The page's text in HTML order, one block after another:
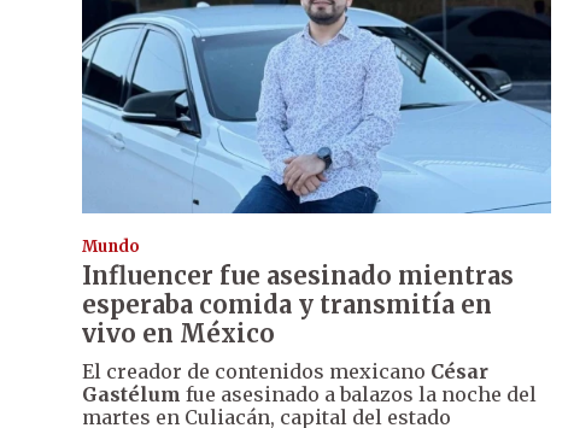
Mundo
Influencer fue asesinado mientras
esperaba comida y transmitía en
vivo en México
El creador de contenidos mexicano César
Gastélum fue asesinado a balazos la noche del
martes en Culiacán, capital del estado